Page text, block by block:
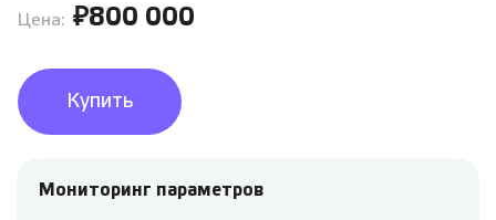
Цена: ₽800 000
Купить
Мониторинг параметров